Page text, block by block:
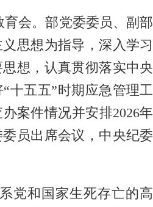
会。部党委委员、副部
思想为指导，深入学习
想，认真贯彻落实中央
十五五”时期应急管理工
案件情况并安排2026年
员出席会议，中央纪委
党和国家生死存亡的高